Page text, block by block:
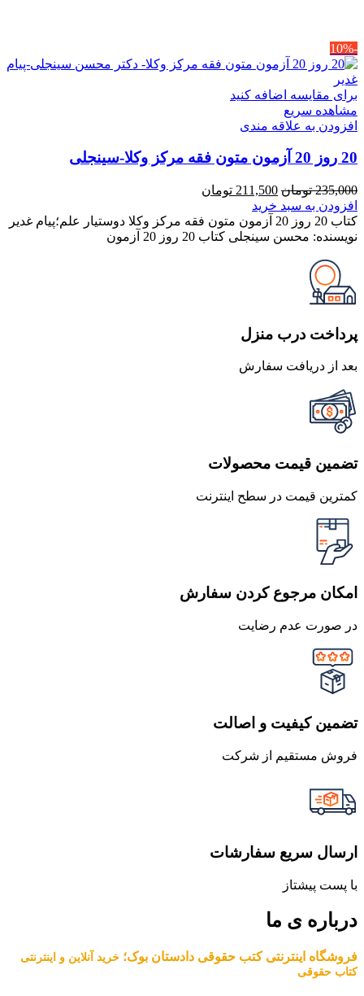
-10%
برای مقایسه اضافه کنید
مشاهده سریع
افزودن به علاقه مندی
20 روز 20 آزمون متون فقه مرکز وکلا-سینجلی
235,000 تومان قیمت
اصلی
235,000 تومان
بود.
211,500 تومان
211,500 تومان
است.
افزودن به سبد خرید
کتاب 20 روز 20 آزمون متون فقه مرکز وکلا دوستیار علم؛پیام غدیر
نویسنده: محسن سینجلی کتاب 20 روز 20 آزمون
پرداخت درب منزل
بعد از دریافت سفارش
تضمین قیمت محصولات
کمترین قیمت در سطح اینترنت
امکان مرجوع کردن سفارش
در صورت عدم رضایت
تضمین کیفیت و اصالت
فروش مستقیم از شرکت
ارسال سریع سفارشات
با پست پیشتاز
درباره ی ما
فروشگاه اینترنتی کتب حقوقی دادستان بوک؛ خرید آنلاین و اینترنتی
کتاب حقوقی